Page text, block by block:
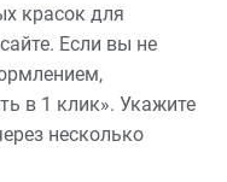
красок для
Если вы не
в 1 клик». Укажите
несколько